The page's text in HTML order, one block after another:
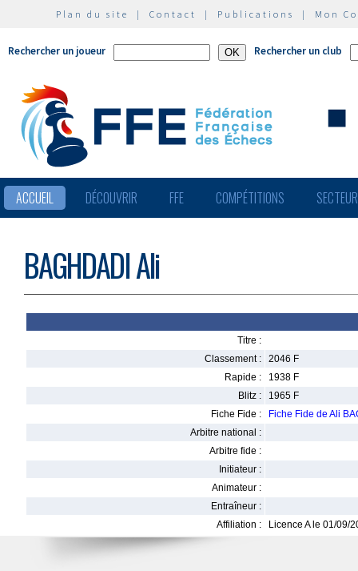
Plan du site | Contact | Publications | Mon
Rechercher un joueur Rechercher un club
ACCUEIL DÉCOUVRIR FFE COMPÉTITIONS
BAGHDADI Ali
Titre :
Classement :
2046 F
Rapide :
1938 F
Blitz :
1965 F
Fiche Fide :
Fiche Fide de Ali
Arbitre national :
Arbitre fide :
Initiateur :
Animateur :
Entraîneur :
Affiliation :
Licence A le 01/09/